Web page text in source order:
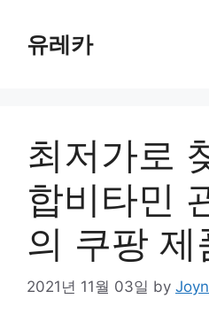
content유레카
최저가로
합비타민
의 쿠팡
2021년 11월 03일 by